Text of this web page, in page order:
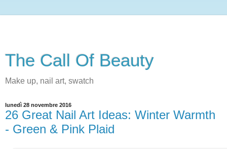
The Call Of Beauty
Make up, nail art, swatch
lunedì 28 novembre 2016
26 Great Nail Art Ideas: Winter Warmth
- Green & Pink Plaid